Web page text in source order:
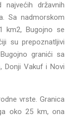
državnih
Sa nadmorskom
km2, Bugojno se
su prepoznatljivi
granići sa
Donji Vakuf i Novi
vrste. Granica
oko 25 km, ona